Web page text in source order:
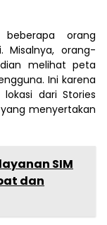
orang
Misalnya, orang-
melihat peta
Ini karena
dari Stories
menyertakan
SIM
dan